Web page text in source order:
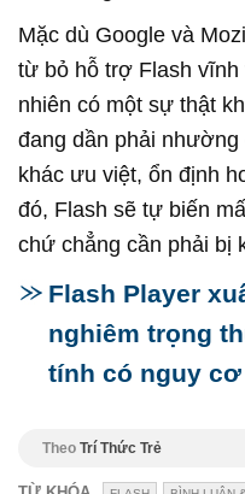
Mặc dù Google và
từ bỏ hỗ trợ Flash
nhiên có một sự thật
đang dần phải
khác ưu việt, ổn định
đó, Flash sẽ tự biến
chứ chẳng cần phải bị
Flash Player
nghiêm trọng
tính có nguy cơ
Theo Trí Thức Trẻ